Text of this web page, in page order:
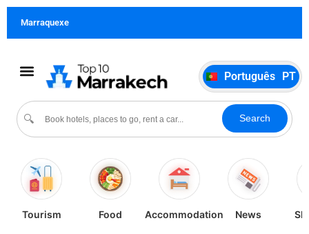
Marraquexe
🔍 Search
Português PT
German DE
Italiano IT
Español
ES
Tourism Food Accommodation News